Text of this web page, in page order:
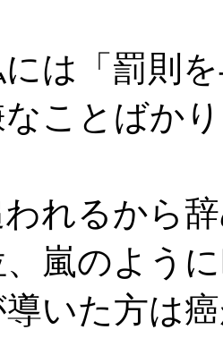
は「罰則
ことばか
れるから
嵐のよう
いた方は